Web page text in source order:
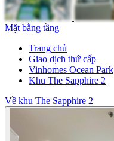
Mặt bằng tầng
Trang chủ
Giao dịch thứ cấp
Vinhomes Ocean Park
Khu The Sapphire 2
Về khu The Sapphire 2